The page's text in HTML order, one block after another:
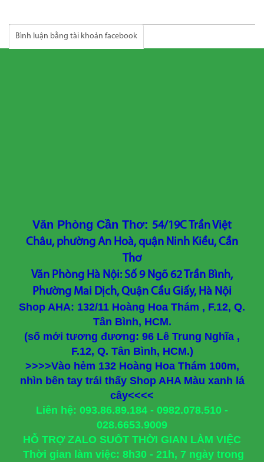
Bình luận bằng tài khoản facebook
Văn Phòng Cần Thơ: 54/19C Trần Việt
Châu, phường An Hoà, quận Ninh Kiều, Cần
Thơ
Văn Phòng Hà Nội: Số 9 Ngõ 62 Trần Bình,
Phường Mai Dịch, Quận Cầu Giấy, Hà Nội
Shop AHA: 132/11 Hoàng Hoa Thám , F.12, Q.
Tân Bình, HCM.
(số mới tương đương: 96 Lê Trung Nghĩa ,
F.12, Q. Tân Bình, HCM.)
>>>>Vào hẻm 132 Hoàng Hoa Thám 100m,
nhìn bên tay trái thấy Shop AHA Màu xanh lá
cây<<<<
Liên hệ: 093.86.89.184 - 0982.078.510 -
028.6653.9009
HỖ TRỢ ZALO SUỐT THỜI GIAN LÀM VIỆC
Thời gian làm việc: 8h30 - 21h, 7 ngày trong